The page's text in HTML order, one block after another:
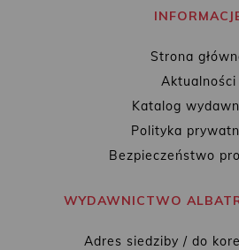
Strona
Aktualności
Katalog
Polityka
Bezpieczeństwo
WYDAWNICTWO
Adres siedziby / do